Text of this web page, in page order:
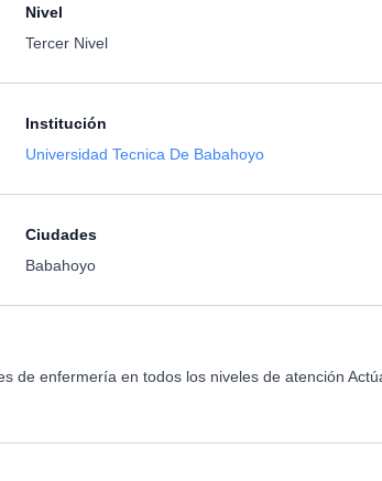
Nivel
Tercer Nivel
Institución
Universidad Tecnica De Babahoyo
Ciudades
Babahoyo
de enfermería en todos los niveles de atención